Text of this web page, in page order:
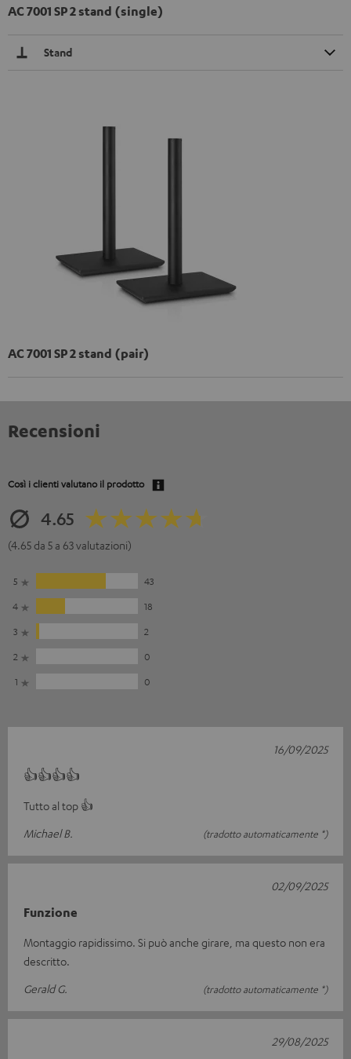
AC 7001 SP 2 stand (single)
Stand
AC 7001 SP 2 stand (pair)
Recensioni
Così i clienti valutano il prodotto
4.65
(4.65 da 5 a 63 valutazioni)
5
43
4
18
3
2
2
0
1
0
👍👍👍👍
Tutto al top 👍
Michael B.
(tradotto automaticamente *)
16/09/2025
Funzione
Montaggio rapidissimo. Si può anche girare, ma questo non era
descritto.
Gerald G.
(tradotto automaticamente *)
02/09/2025
29/08/2025